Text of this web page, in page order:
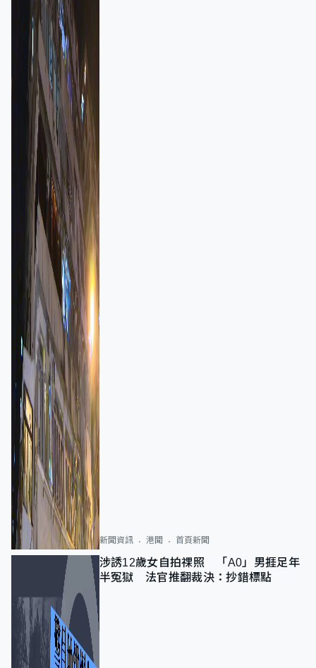
新聞資訊 港聞 首頁新聞
涉誘12歲女自拍祼照 「A0」男捱足年
半冤獄 法官推翻裁決：抄錯標點